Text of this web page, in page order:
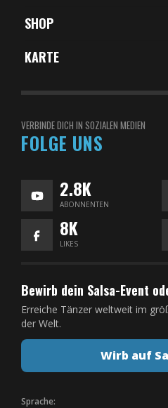
SHOP
KARTE
VERBINDE DICH IN SOZIALEN MEDIEN
FOLGE UNS
2.8K
ABONNENTEN
8K
LIKES
Bewirb dein Salsa-Event
Erreiche Tänzer weltweit im
der Welt.
Wirb auf
Sprache: